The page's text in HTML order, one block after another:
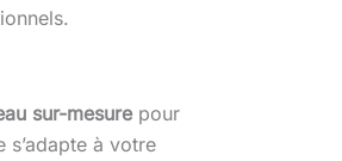
sur-mesurepour
à votre